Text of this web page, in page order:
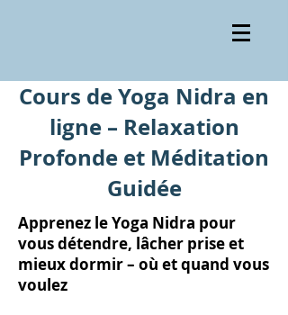
Cours de Yoga Nidra en
ligne – Relaxation
Profonde et Méditation
Guidée
Apprenez le Yoga Nidra pour
vous détendre, lâcher prise et
mieux dormir – où et quand vous
voulez